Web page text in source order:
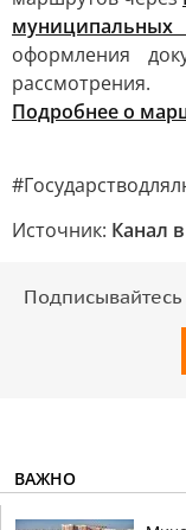
муниципальных
оформления
рассмотрения.
Подробнее о
Источник: Канал
ВАЖНО